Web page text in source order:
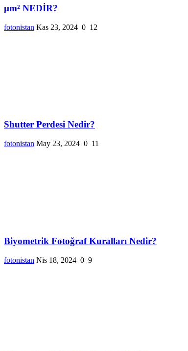
µm² NEDİR?
fotonistan Kas 23, 2024 0 12
Shutter Perdesi Nedir?
fotonistan May 23, 2024 0 11
Biyometrik Fotoğraf Kuralları Nedir?
fotonistan Nis 18, 2024 0 9